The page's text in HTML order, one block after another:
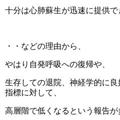
十分は心肺蘇生が迅速に提供で
・・などの理由から、
やはり自発呼吸への復帰や、
生存しての退院、神経学的に
指標に対して、
高層階で低くなるという報告が